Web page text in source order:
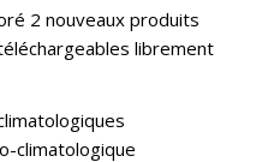
2 nouveaux produits
librement
climatologique